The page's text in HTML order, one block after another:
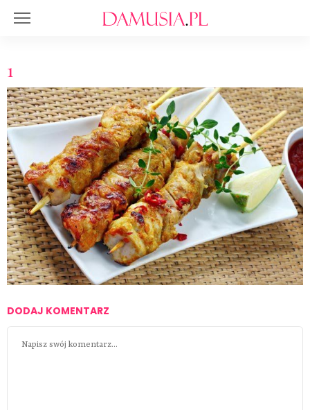
1
DODAJ KOMENTARZ